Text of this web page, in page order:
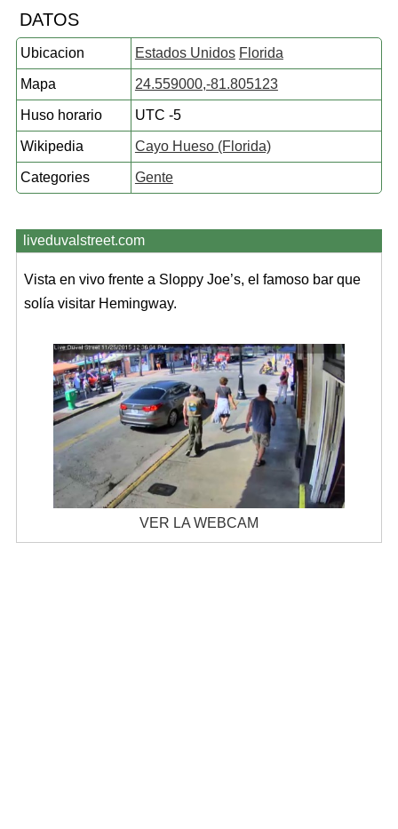
DATOS
Ubicacion Estados Unidos Florida
Mapa 24.559000,-81.805123
Huso horario UTC -5
Wikipedia Cayo Hueso (Florida)
Categories Gente
liveduvalstreet.com
Vista en vivo frente a Sloppy Joe’s, el famoso bar que
solía visitar Hemingway.
VER LA WEBCAM